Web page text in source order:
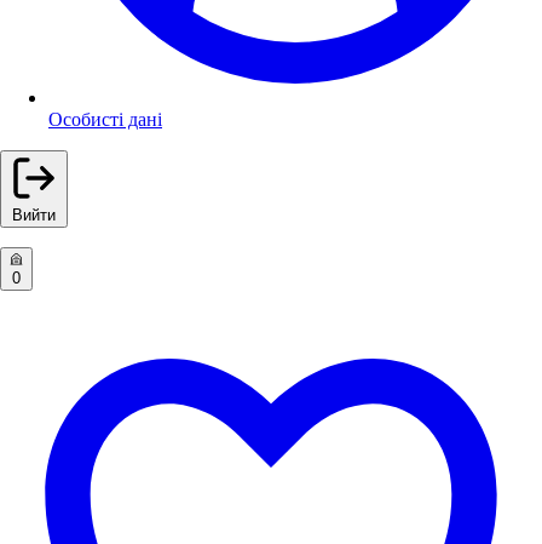
Особисті дані
Вийти
0